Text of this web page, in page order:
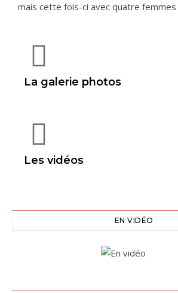
mais cette fois-ci avec quatre femmes
La galerie photos
Les vidéos
EN VIDÉO